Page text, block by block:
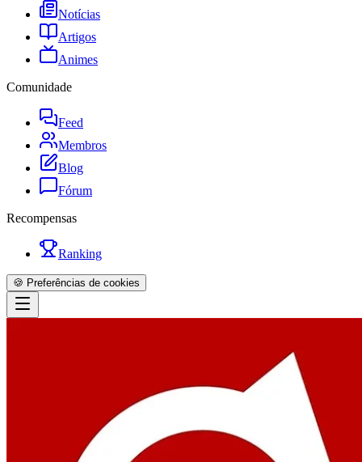
Notícias
Artigos
Animes
Comunidade
Feed
Membros
Blog
Fórum
Recompensas
Ranking
🍪 Preferências de cookies